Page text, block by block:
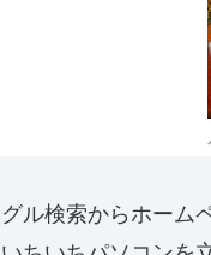
ル検索からホーム